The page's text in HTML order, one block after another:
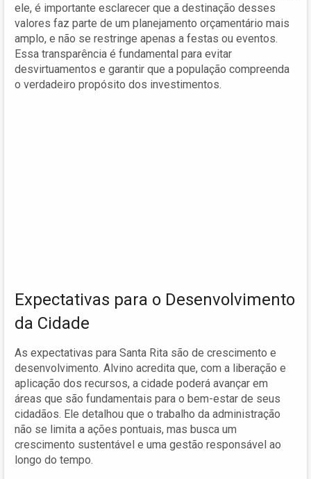
ele, é importante esclarecer que a destinação desses
valores faz parte de um planejamento orçamentário mais
amplo, e não se restringe apenas a festas ou eventos.
Essa transparência é fundamental para evitar
desvirtuamentos e garantir que a população compreenda
o verdadeiro propósito dos investimentos.
Expectativas para o Desenvolvimento
da Cidade
As expectativas para Santa Rita são de crescimento e
desenvolvimento. Alvino acredita que, com a liberação e
aplicação dos recursos, a cidade poderá avançar em
áreas que são fundamentais para o bem-estar de seus
cidadãos. Ele detalhou que o trabalho da administração
não se limita a ações pontuais, mas busca um
crescimento sustentável e uma gestão responsável ao
longo do tempo.